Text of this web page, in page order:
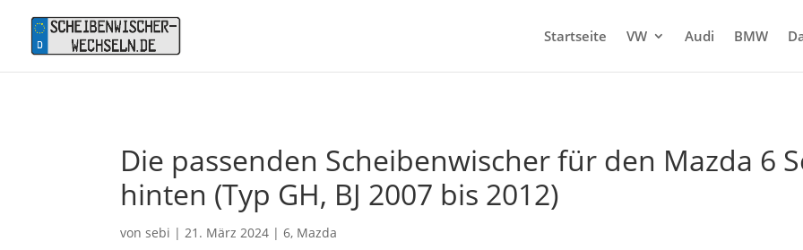
Startseite VW Audi BMW
Die passenden Scheibenwischer für den Mazda 6
hinten (Typ GH, BJ 2007 bis 2012)
vonsebi | 21. März 2024 |6, Mazda